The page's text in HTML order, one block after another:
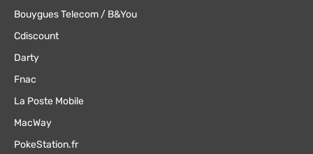
Bouygues Telecom / B&You
Cdiscount
Darty
Fnac
La Poste Mobile
MacWay
PokeStation.fr